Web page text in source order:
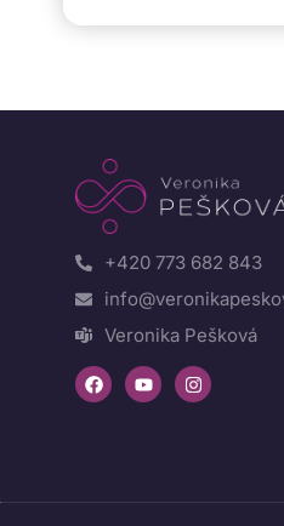
+420 773 682 843
Veronika Pešková